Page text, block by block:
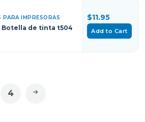
PARA IMPRESORAS
Botella de tinta t504
$11.95
Add to Cart
4